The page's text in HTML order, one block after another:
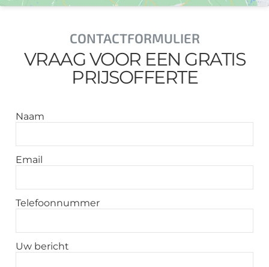
CONTACTFORMULIER
VRAAG VOOR EEN GRATIS
PRIJSOFFERTE
Naam
Email
Telefoonnummer
Uw bericht